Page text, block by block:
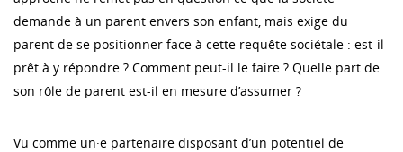
demande à un parent envers son enfant, mais exige du
parent de se positionner face à cette requête sociétale : est-il
prêt à y répondre ? Comment peut-il le faire ? Quelle part de
son rôle de parent est-il en mesure d’assumer ?
Vu comme un·e partenaire disposant d’un potentiel de